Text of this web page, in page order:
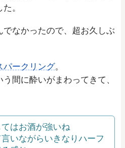
。
なかったので、超お久しぶ
パークリング。
間に酔いがまわってきて、
はお酒が強いね
いながらいきなりハーフ